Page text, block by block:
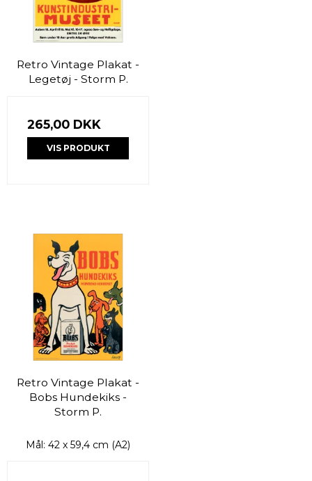
Retro Vintage Plakat -
Legetøj - Storm P.
265,00 DKK
VIS PRODUKT
Retro Vintage Plakat -
Bobs Hundekiks -
Storm P.
Mål: 42 x 59,4 cm (A2)